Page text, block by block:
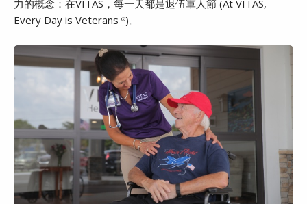
力的概念：在VITAS，每一天都是退伍軍人節 (At VITAS,
Every Day is Veterans ®)。